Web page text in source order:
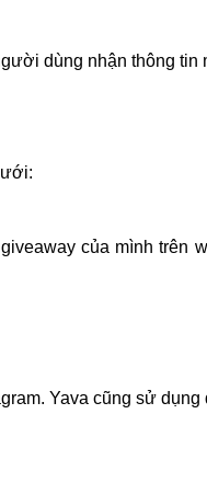
dùng nhận thông
của mình trên
Yava cũng sử